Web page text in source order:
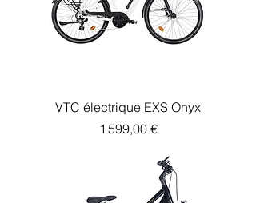
VTC électrique EXS Onyx
Prix
1 599,00 €